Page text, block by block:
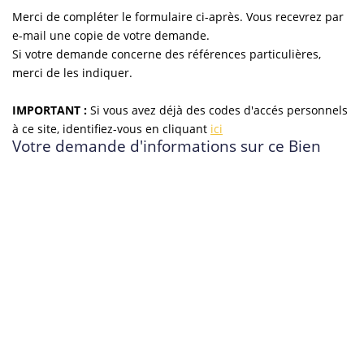
Merci de compléter le formulaire ci-après. Vous recevrez par
e-mail une copie de votre demande.
Si votre demande concerne des références particulières,
merci de les indiquer.
IMPORTANT : Si vous avez déjà des codes d'accés personnels
à ce site, identifiez-vous en cliquant ici
Votre demande d'informations sur ce Bien